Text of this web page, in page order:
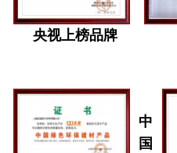
央视上榜品牌
中
国